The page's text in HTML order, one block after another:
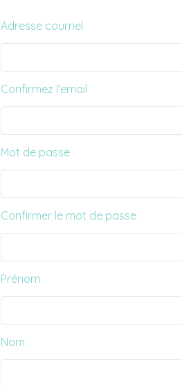
Adresse courriel
Confirmez l'email
Mot de passe
Confirmer le mot de passe
Prénom
Nom